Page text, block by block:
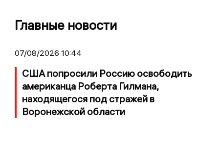
Главные новости
07/08/2026 10:44
США попросили Россию освободить
американца Роберта Гилмана,
находящегося под стражей в
Воронежской области